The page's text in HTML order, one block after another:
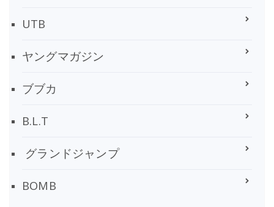
UTB
ヤングマガジン
ブブカ
B.L.T
グランドジャンプ
BOMB